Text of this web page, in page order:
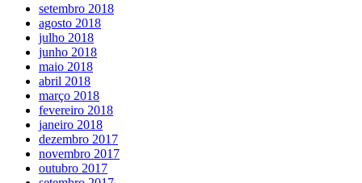
setembro 2018
agosto 2018
julho 2018
junho 2018
maio 2018
abril 2018
março 2018
fevereiro 2018
janeiro 2018
dezembro 2017
novembro 2017
outubro 2017